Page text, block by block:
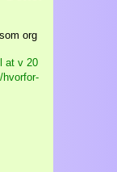
org
at v 20
hvorfor-